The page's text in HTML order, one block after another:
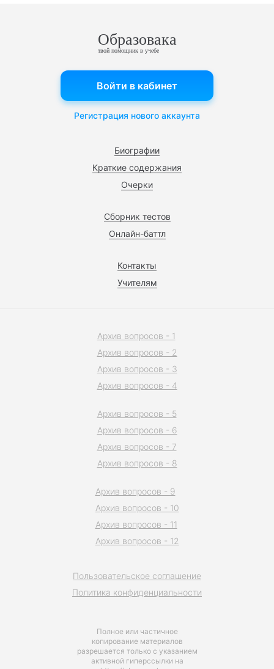
Образовака
твой помощник в учебе
Биографии
Краткие содержания
Очерки
Сборник тестов
Онлайн-баттл
Контакты
Учителям
Войти в кабинет
Регистрация нового аккаунта
Полное или частичное
копирование материалов
разрешается только с указанием
активной гиперссылки на
Пользовательское соглашение
Политика конфиденциальности
Архив вопросов - 1
Архив вопросов - 2
Архив вопросов - 3
Архив вопросов - 4
Архив вопросов - 5
Архив вопросов - 6
Архив вопросов - 7
Архив вопросов - 8
Архив вопросов - 9
Архив вопросов - 10
Архив вопросов - 11
Архив вопросов - 12